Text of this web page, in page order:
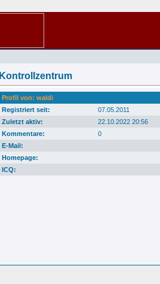
Kontrollzentrum
Profil von: waldi
Registriert seit:
07.05.2011
Zuletzt aktiv:
22.10.2022 20:56
Kommentare:
0
E-Mail:
Homepage:
ICQ: